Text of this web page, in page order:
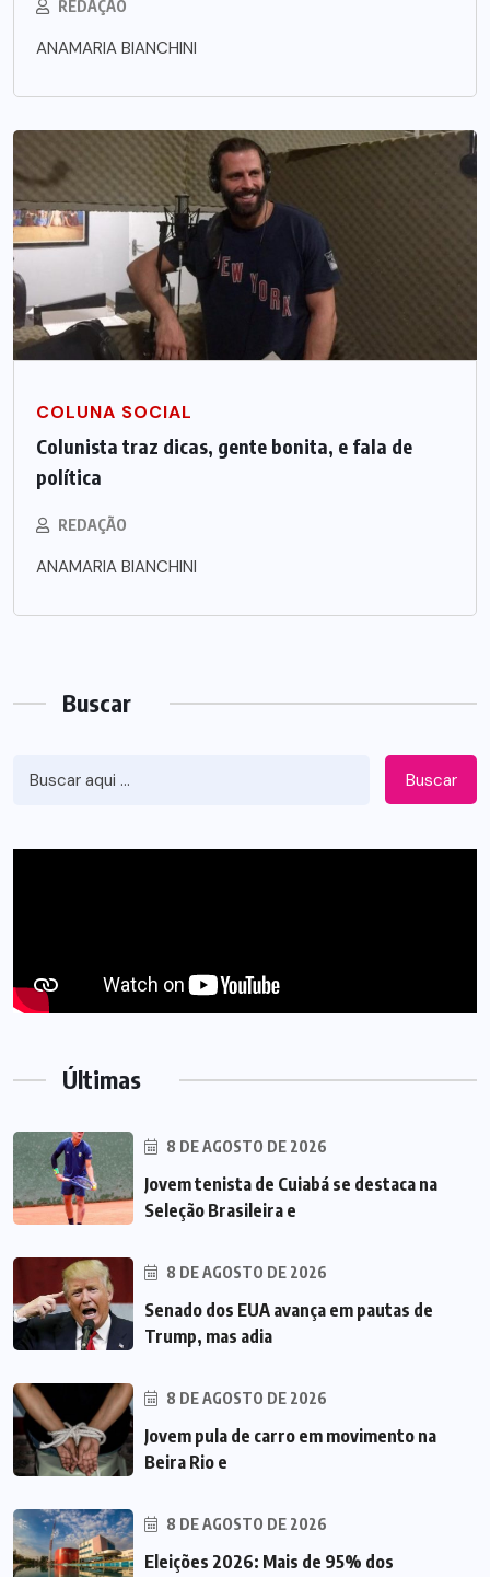
REDAÇÃO
ANAMARIA BIANCHINI
COLUNA SOCIAL
Colunista traz dicas, gente bonita, e fala de
política
REDAÇÃO
ANAMARIA BIANCHINI
Buscar
Buscar
Últimas
8 DE AGOSTO DE 2026
Jovem tenista de Cuiabá se destaca na
Seleção Brasileira e
8 DE AGOSTO DE 2026
Senado dos EUA avança em pautas de
Trump, mas adia
8 DE AGOSTO DE 2026
Jovem pula de carro em movimento na
Beira Rio e
8 DE AGOSTO DE 2026
Eleições 2026: Mais de 95% dos